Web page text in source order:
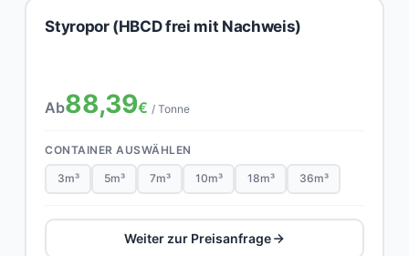
Styropor (HBCD frei mit Nachweis)
Ab88,39€ / Tonne
CONTAINER AUSWÄHLEN
3m³ 5m³ 7m³ 10m³ 18m³ 36m³
Weiter zur Preisanfrage